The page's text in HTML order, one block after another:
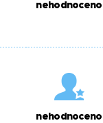
nehodnoceno
nehodnoceno